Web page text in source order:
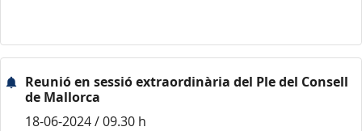
Reunió en sessió extraordinària del Ple del Consell
de Mallorca
18-06-2024 / 09.30 h